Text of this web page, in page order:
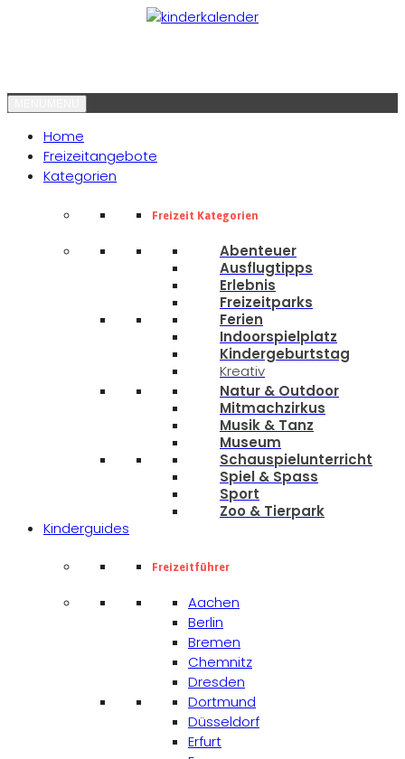
Home
Freizeitangebote
Kategorien
Freizeit Kategorien
Abenteuer
Ausflugtipps
Erlebnis
Freizeitparks
Ferien
Indoorspielplatz
Kindergeburtstag
Kreativ
Natur & Outdoor
Mitmachzirkus
Musik & Tanz
Museum
Schauspielunterricht
Spiel & Spass
Sport
Zoo & Tierpark
Kinderguides
Freizeitführer
Aachen
Berlin
Bremen
Chemnitz
Dresden
Dortmund
Düsseldorf
Erfurt